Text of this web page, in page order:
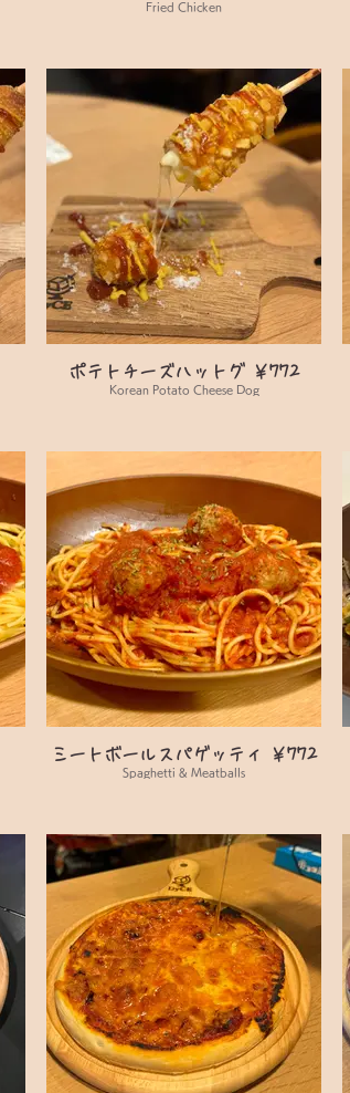
Fried Chicken
ポテトチーズハットグ ￥772
Korean Potato Cheese Dog
ミートボールスパゲッティ ￥772
Spaghetti & Meatballs